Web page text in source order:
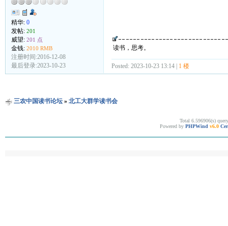
精华: 0
发帖: 201
威望: 201 点
金钱: 2010 RMB
注册时间:2016-12-08
最后登录:2023-10-23
读书，思考。
Posted: 2023-10-23 13:14 | 1 楼
三农中国读书论坛» 北工大群学读书会
Total 6.596906(s)
Powered by PHPWind v6.0